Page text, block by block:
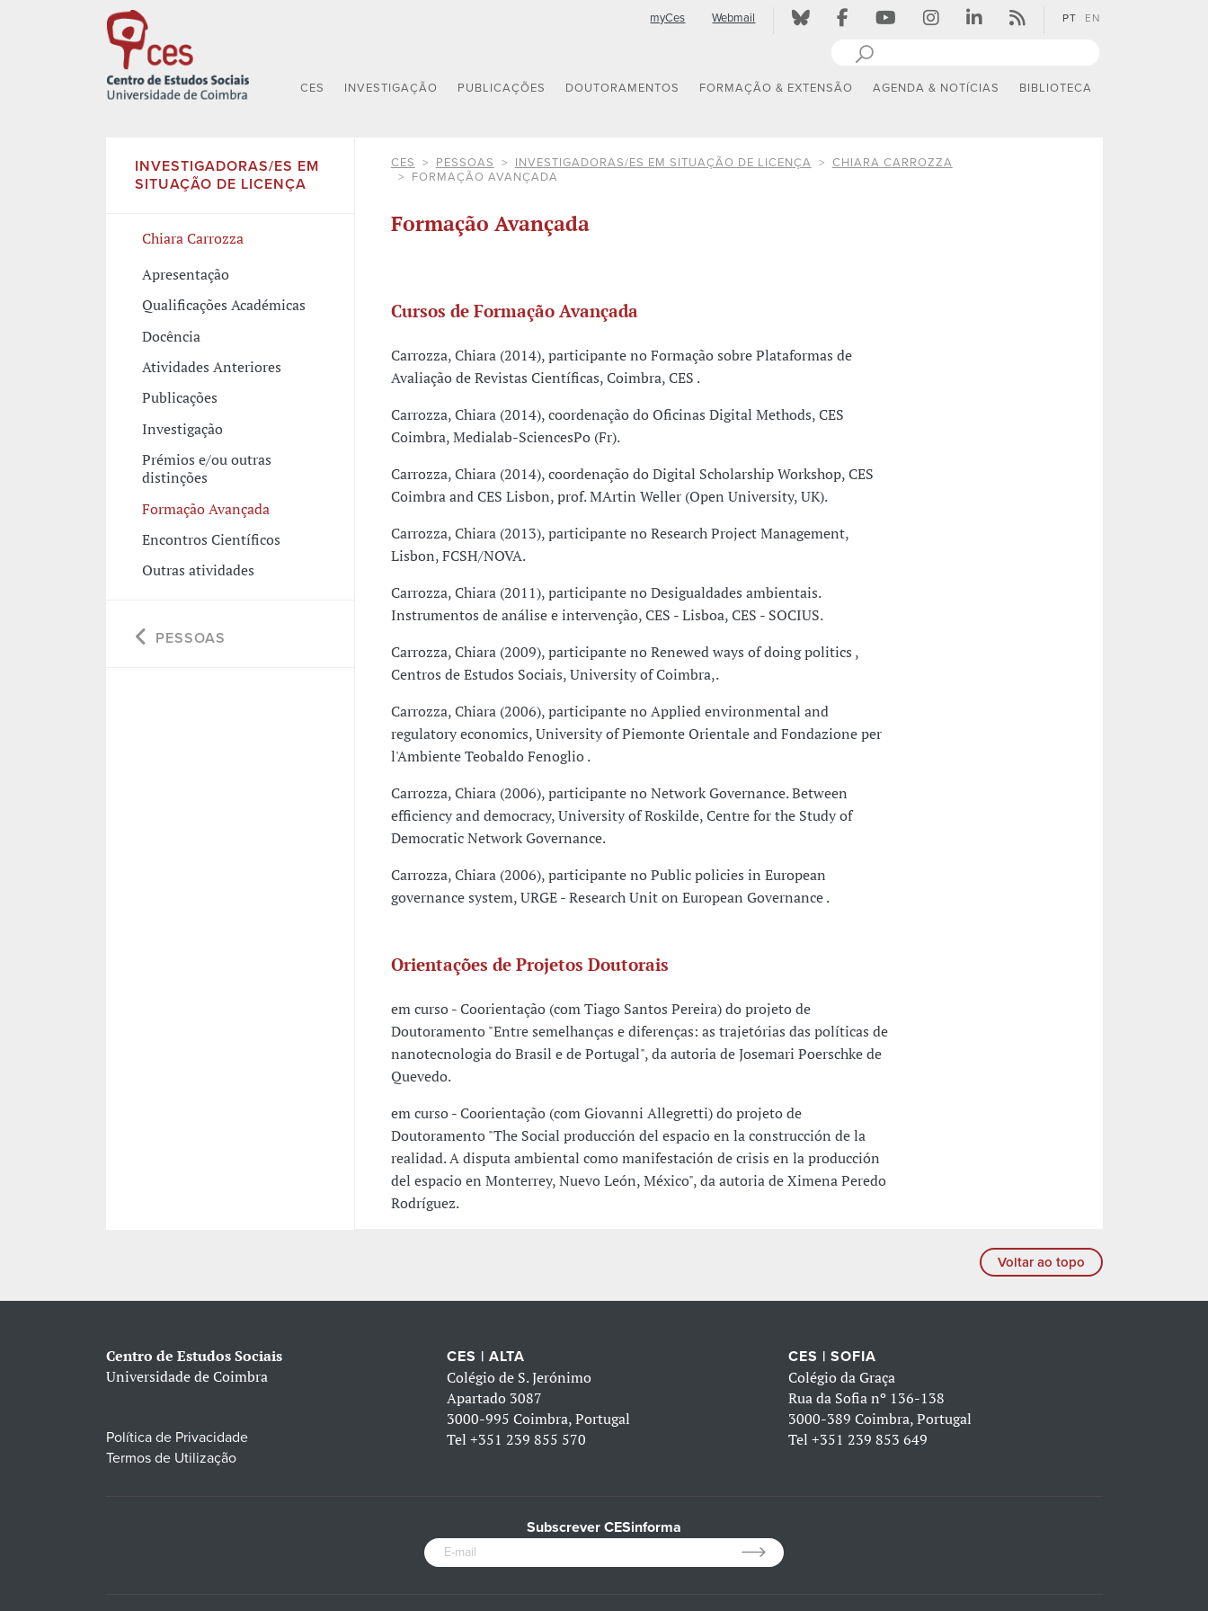
myCes Webmail PT EN
CES INVESTIGAÇÃO PUBLICAÇÕES DOUTORAMENTOS FORMAÇÃO & EXTENSÃO AGENDA & NOTÍCIAS BIBLIOTECA
INVESTIGADORAS/ES EM
SITUAÇÃO DE LICENÇA
Chiara Carrozza
Apresentação
Qualificações Académicas
Docência
Atividades Anteriores
Publicações
Investigação
Prémios e/ou outras
distinções
Formação Avançada
Encontros Científicos
Outras atividades
PESSOAS
CES PESSOAS INVESTIGADORAS/ES EM SITUAÇÃO DE LICENÇA
CHIARA CARROZZA
FORMAÇÃO AVANÇADA
Formação Avançada
Cursos de Formação Avançada
Carrozza, Chiara (2014), participante no Formação sobre Plataformas de
Avaliação de Revistas Científicas, Coimbra, CES .
Carrozza, Chiara (2014), coordenação do Oficinas Digital Methods, CES
Coimbra, Medialab-SciencesPo (Fr).
Carrozza, Chiara (2014), coordenação do Digital Scholarship Workshop, CES
Coimbra and CES Lisbon, prof. MArtin Weller (Open University, UK).
Carrozza, Chiara (2013), participante no Research Project Management,
Lisbon, FCSH/NOVA.
Carrozza, Chiara (2011), participante no Desigualdades ambientais.
Instrumentos de análise e intervenção, CES - Lisboa, CES - SOCIUS.
Carrozza, Chiara (2009), participante no Renewed ways of doing politics ,
Centros de Estudos Sociais, University of Coimbra,.
Carrozza, Chiara (2006), participante no Applied environmental and
regulatory economics, University of Piemonte Orientale and Fondazione per
l'Ambiente Teobaldo Fenoglio .
Carrozza, Chiara (2006), participante no Network Governance. Between
efficiency and democracy, University of Roskilde, Centre for the Study of
Democratic Network Governance.
Carrozza, Chiara (2006), participante no Public policies in European
governance system, URGE - Research Unit on European Governance .
Orientações de Projetos Doutorais
em curso - Coorientação (com Tiago Santos Pereira) do projeto de
Doutoramento "Entre semelhanças e diferenças: as trajetórias das políticas de
nanotecnologia do Brasil e de Portugal", da autoria de Josemari Poerschke de
Quevedo.
em curso - Coorientação (com Giovanni Allegretti) do projeto de
Doutoramento "The Social producción del espacio en la construcción de la
realidad. A disputa ambiental como manifestación de crisis en la producción
del espacio en Monterrey, Nuevo León, México", da autoria de Ximena Peredo
Rodríguez.
Voltar ao topo
Centro de Estudos Sociais
Universidade de Coimbra
Política de Privacidade
Termos de Utilização
CES | ALTA
Colégio de S. Jerónimo
Apartado 3087
3000-995 Coimbra, Portugal
Tel+351 239 855 570
CES | SOFIA
Colégio da Graça
Rua da Sofia nº 136-138
3000-389 Coimbra, Portugal
Tel +351 239 853 649
Subscrever CESinforma